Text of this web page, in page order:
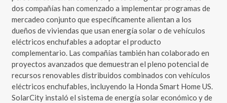
dos compañías han comenzado a implementar programas de
mercadeo conjunto que específicamente alientan a los
dueños de viviendas que usan energía solar o de vehículos
eléctricos enchufables a adoptar el producto
complementario. Las compañías también han colaborado en
proyectos avanzados que demuestran el pleno potencial de
recursos renovables distribuidos combinados con vehículos
eléctricos enchufables, incluyendo la Honda Smart Home US.
SolarCity instaló el sistema de energía solar económico y de